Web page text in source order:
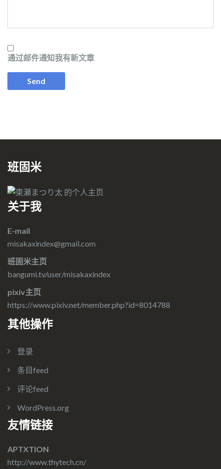
通过邮件通知我有新文章
班固米
关于我
E-mail
misakaxindex@gmail.com
班固米主页
bangumi.tv/user/misakaxindex
pixiv主页
https://www.pixiv.net/member.php?id=8014788
其他操作
登录
条目feed
评论feed
WordPress.org
友情链接
APTXTION
http://www.thytech.cn/